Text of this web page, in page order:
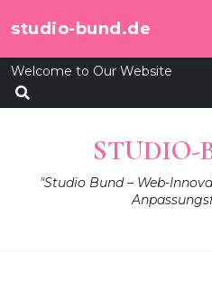
tostudio-bund.de
Welcome to Our Website
STUDIO-
"Studio Bund – Web-